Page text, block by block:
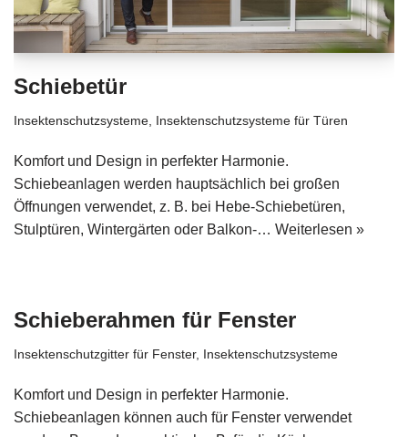
Schiebetür
Insektenschutzsysteme, Insektenschutzsysteme für Türen
Komfort und Design in perfekter Harmonie.
Schiebeanlagen werden hauptsächlich bei großen
Öffnungen verwendet, z. B. bei Hebe-Schiebetüren,
Stulptüren, Wintergärten oder Balkon-… Weiterlesen »
Schieberahmen für Fenster
Insektenschutzgitter für Fenster, Insektenschutzsysteme
Komfort und Design in perfekter Harmonie.
Schiebeanlagen können auch für Fenster verwendet